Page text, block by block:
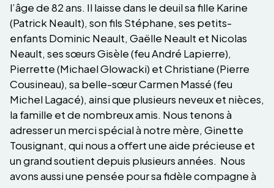
l’âge de 82 ans. Il laisse dans le deuil sa fille Karine
(Patrick Neault), son fils Stéphane, ses petits-
enfants Dominic Neault, Gaëlle Neault et Nicolas
Neault, ses sœurs Gisèle (feu André Lapierre),
Pierrette (Michael Glowacki) et Christiane (Pierre
Cousineau), sa belle-sœur Carmen Massé (feu
Michel Lagacé), ainsi que plusieurs neveux et nièces,
la famille et de nombreux amis. Nous tenons à
adresser un merci spécial à notre mère, Ginette
Tousignant, qui nous a offert une aide précieuse et
un grand soutient depuis plusieurs années. Nous
avons aussi une pensée pour sa fidèle compagne à